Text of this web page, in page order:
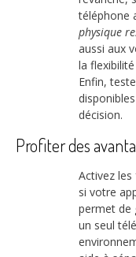
téléphone
physique
aussi aux
la
Enfin,
décision.
Profiter des
Activez
si votre
permet de
un seul